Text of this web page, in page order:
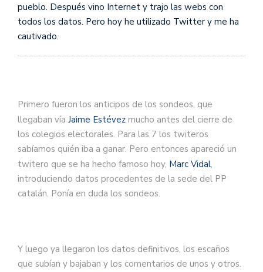
pueblo. Después vino Internet y trajo las webs con
todos los datos. Pero hoy he utilizado Twitter y me ha
cautivado.
Primero fueron los anticipos de los sondeos, que
llegaban vía Jaime Estévez mucho antes del cierre de
los colegios electorales. Para las 7 los twiteros
sabíamos quién iba a ganar. Pero entonces apareció un
twitero que se ha hecho famoso hoy, Marc Vidal,
introduciendo datos procedentes de la sede del PP
catalán. Ponía en duda los sondeos.
Y luego ya llegaron los datos definitivos, los escaños
que subían y bajaban y los comentarios de unos y otros.